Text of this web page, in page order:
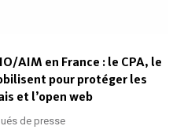
AIM en France : le CPA, le
pour protéger les
et l’open web
de presse